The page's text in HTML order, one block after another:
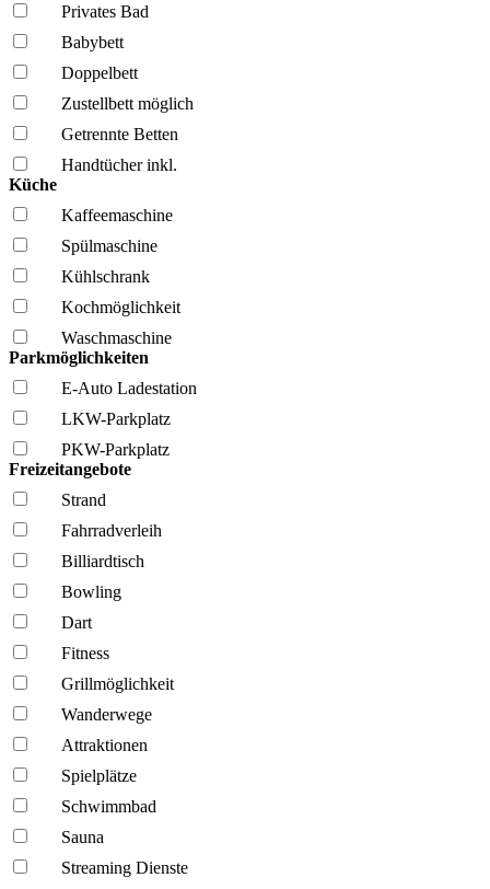
Privates Bad
Babybett
Doppelbett
Zustellbett möglich
Getrennte Betten
Handtücher inkl.
Küche
Kaffee­maschine
Spül­maschine
Kühl­schrank
Kochmöglich­keit
Wasch­maschine
Parkmöglichkeiten
E-Auto Ladestation
LKW-Parkplatz
PKW-Parkplatz
Freizeitangebote
Strand
Fahrrad­verleih
Billiardtisch
Bowling
Dart
Fitness
Grillmöglich­keit
Wanderwege
Attraktionen
Spielplätze
Schwimmbad
Sauna
Streaming Dienste